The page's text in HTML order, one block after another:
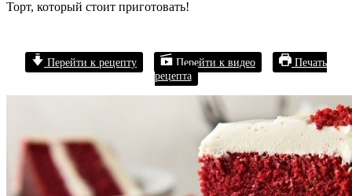
Торт, который стоит приготовать!
Перейти к рецепту Перейти к видео
Печать
рецепта